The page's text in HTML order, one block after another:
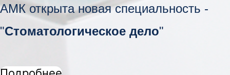
АМК открыта новая специальность -
"Стоматологическое дело"